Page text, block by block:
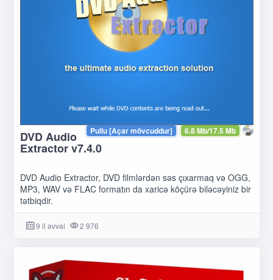
6.8 Mb/17.5 Mb
Pullu [Açar mövcuddur]
DVD Audio
Extractor v7.4.0
DVD Audio Extractor, DVD filmlərdən səs çıxarmaq və OGG,
MP3, WAV və FLAC formatın da xaricə köçürə biləcəyiniz bir
tətbiqdir.
9 il əvvəl 2 976